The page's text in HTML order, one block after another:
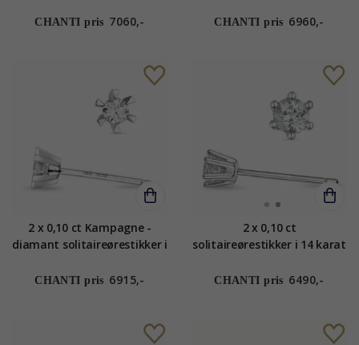
CHANTI pris 7060,- CHANTI pris 6960,-
2 x 0,10 ct Kampagne -
diamant solitaireørestikker i
diamant
CHANTI pris 6915,-
2 x 0,10 ct
solitaireørestikker i 14 karat
CHANTI pris 6490,-